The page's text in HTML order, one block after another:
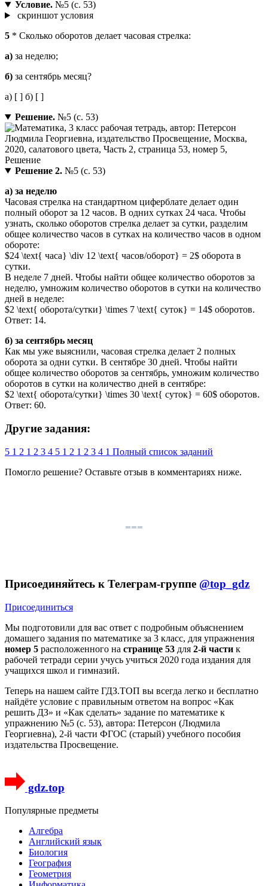
Условие.№5 (с. 53)
скриншот условия
5 * Сколько оборотов делает часовая стрелка:
а) за неделю;
б) за сентябрь месяц?
а) [ ] б) [ ]
Решение.№5 (с. 53)
Решение 2.№5 (с. 53)
а) за неделю
Часовая стрелка на стандартном циферблате делает один
полный оборот за 12 часов. В одних сутках 24 часа. Чтобы
узнать, сколько оборотов стрелка делает за сутки, разделим
общее количество часов в сутках на количество часов в одном
обороте:
$24 \text{ часа} \div 12 \text{ часов/оборот} = 2$ оборота в
сутки.
В неделе 7 дней. Чтобы найти общее количество оборотов за
неделю, умножим количество оборотов в сутки на количество
дней в неделе:
$2 \text{ оборота/сутки} \times 7 \text{ суток} = 14$ оборотов.
Ответ: 14.
б) за сентябрь месяц
Как мы уже выяснили, часовая стрелка делает 2 полных
оборота за одни сутки. В сентябре 30 дней. Чтобы найти
общее количество оборотов за сентябрь, умножим количество
оборотов в сутки на количество дней в сентябре:
$2 \text{ оборота/сутки} \times 30 \text{ суток} = 60$ оборотов.
Ответ: 60.
Другие задания:
5 1 2 1 2 3 4 5 1 2 1 2 3 4 1 Полный список заданий
Помогло решение? Оставьте отзыв в комментариях ниже.
Присоединяйтесь к Телеграм-группе @top_gdz
Присоединиться
Мы подготовили для вас ответ c подробным объяснением
домашего задания по математике за 3 класс, для упражнения
номер 5 расположенного на странице 53 для 2-й части к
рабочей тетради серии учусь учиться 2020 года издания для
учащихся школ и гимназий.
Теперь на нашем сайте ГДЗ.ТОП вы всегда легко и бесплатно
найдёте условие с правильным ответом на вопрос «Как
решить ДЗ» и «Как сделать» задание по математике к
упражнению №5 (с. 53), автора: Петерсон (Людмила
Георгиевна), 2-й части ФГОС (старый) учебного пособия
издательства Просвещение.
gdz.top
Популярные предметы
Алгебра
Английский язык
Биология
География
Геометрия